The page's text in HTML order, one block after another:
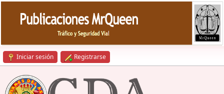
Iniciar sesión Registrarse